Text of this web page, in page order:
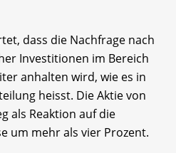
dass die Nachfrage nach
Investitionen im Bereich
anhalten wird, wie es in
heisst. Die Aktie von
als Reaktion auf die
um mehr als vier Prozent.